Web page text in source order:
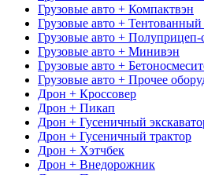
Грузовые авто + Компактвэн
Грузовые авто +
Грузовые авто + Полуприцеп-
Грузовые авто + Минивэн
Грузовые авто +
Грузовые авто + Прочее
Дрон + Кроссовер
Дрон + Пикап
Дрон + Гусеничный
Дрон + Гусеничный трактор
Дрон + Хэтчбек
Дрон + Внедорожник